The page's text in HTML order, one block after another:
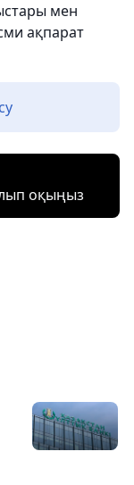
мен
ақпарат
оқыңыз